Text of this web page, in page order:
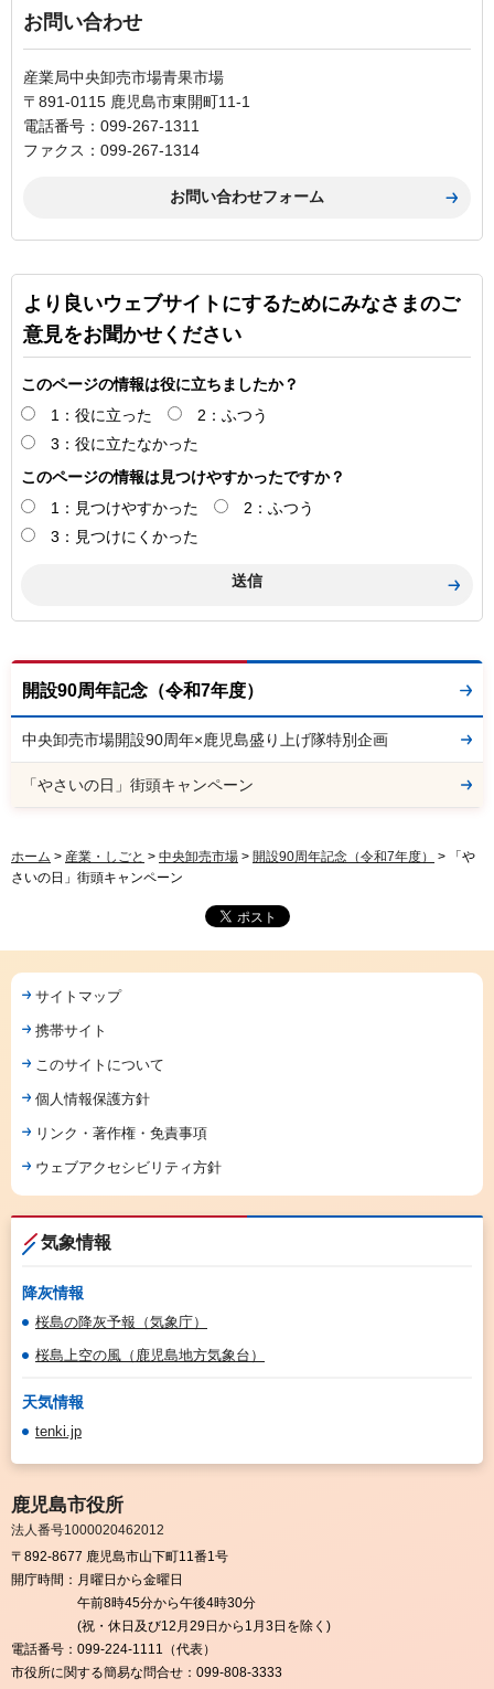
お問い合わせ
産業局中央卸売市場青果市場
〒891-0115 鹿児島市東開町11-1
電話番号：099-267-1311
ファクス：099-267-1314
より良いウェブサイトにするためにみなさまのご
意見をお聞かせください
このページの情報は役に立ちましたか？
1：役に立った
2：ふつう
3：役に立たなかった
このページの情報は見つけやすかったですか？
1：見つけやすかった
2：ふつう
3：見つけにくかった
開設90周年記念（令和7年度）
中央卸売市場開設90周年×鹿児島盛り上げ隊特別企画
「やさいの日」街頭キャンペーン
ホーム > 産業・しごと > 中央卸売市場 > 開設90周年記念（令和7年度）
> 「や
さいの日」街頭キャンペーン
サイトマップ
携帯サイト
このサイトについて
個人情報保護方針
リンク・著作権・免責事項
ウェブアクセシビリティ方針
気象情報
降灰情報
桜島の降灰予報（気象庁）
桜島上空の風（鹿児島地方気象台）
天気情報
tenki.jp
鹿児島市役所
法人番号1000020462012
〒892-8677 鹿児島市山下町11番1号
開庁時間： 月曜日から金曜日
午前8時45分から午後4時30分
(祝・休日及び12月29日から1月3日を除く)
電話番号： 099-224-1111（代表）
市役所に関する簡易な問合せ： 099-808-3333